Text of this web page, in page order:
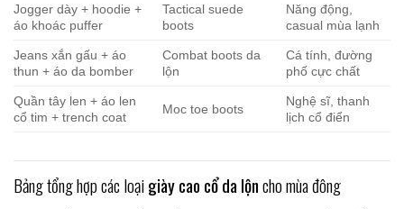
Jogger dày + hoodie +
áo khoác puffer
Tactical suede
boots
Năng động,
casual mùa lạnh
Jeans xắn gấu + áo
thun + áo da bomber
Combat boots da
lộn
Cá tính, đường
phố cực chất
Quần tây len + áo len
cổ tim + trench coat
Moc toe boots
Nghệ sĩ, thanh
lịch cổ điển
Bảng tổng hợp các loạigiày cao cổ da lộncho mùa đông